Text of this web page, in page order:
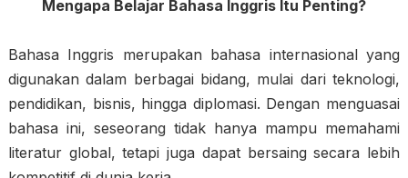
Mengapa Belajar Bahasa Inggris Itu Penting?
Bahasa Inggris merupakan bahasa internasional yang
digunakan dalam berbagai bidang, mulai dari teknologi,
pendidikan, bisnis, hingga diplomasi. Dengan menguasai
bahasa ini, seseorang tidak hanya mampu memahami
literatur global, tetapi juga dapat bersaing secara lebih